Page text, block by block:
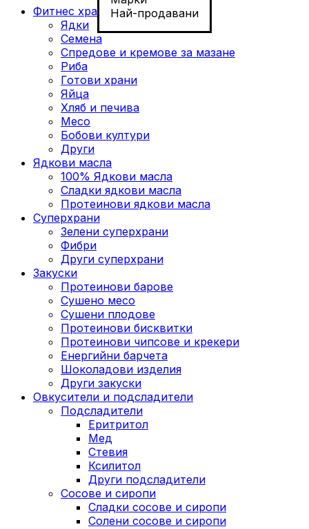
Най-продавани
Фитнес храна
Ядки
Семена
Спредове и кремове за мазане
Риба
Готови храни
Яйца
Хляб и печива
Месо
Бобови култури
Други
Ядкови масла
100% Ядкови масла
Сладки ядкови масла
Протеинови ядкови масла
Суперхрани
Зелени суперхрани
Фибри
Други суперхрани
3акуски
Протеинови бaрове
Сушено месо
Сушени плодове
Протеинови бисквитки
Протеинови чипсове и крекери
Енергийни барчета
Шоколадови изделия
Други закуски
Овкусители и подсладители
Подсладители
Еритритол
Мед
Стевия
Ксилитол
Други подсладители
Сосове и сиропи
Сладки сосове и сиропи
Солени сосове и сиропи